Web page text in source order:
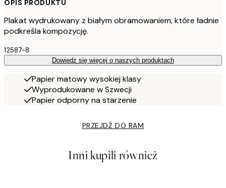
OPIS PRODUKTU
Plakat wydrukowany z białym obramowaniem, które ładnie
podkreśla kompozycję.
12587-8
Dowiedz się więcej o naszych produktach
Papier matowy wysokiej klasy
Wyprodukowane w Szwecji
Papier odporny na starzenie
PRZEJDŹ DO RAM
Inni kupili również